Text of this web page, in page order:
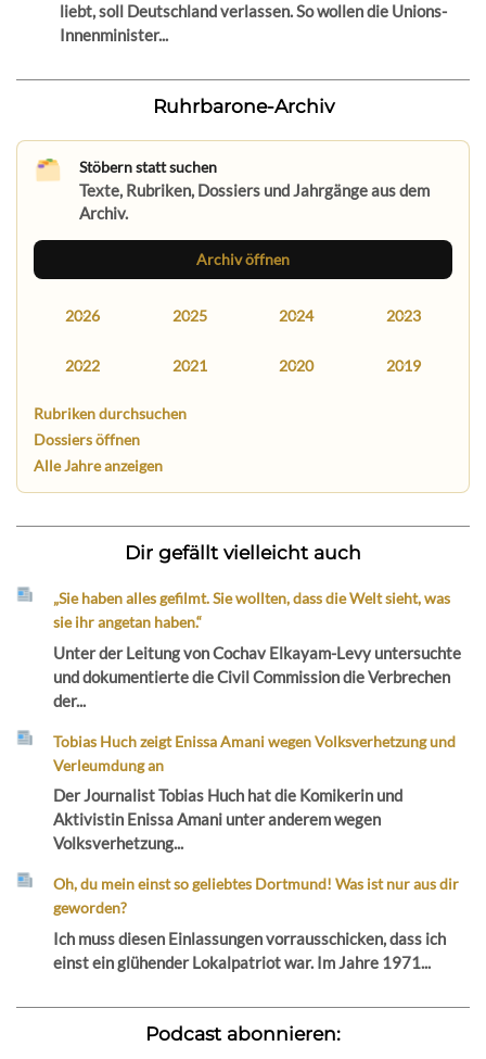
liebt, soll Deutschland verlassen. So wollen die Unions-
Innenminister...
Ruhrbarone-Archiv
Stöbern statt suchen
Texte, Rubriken, Dossiers und Jahrgänge aus dem
Archiv.
Archiv öffnen
2026 2025 2024 2023
2022 2021 2020 2019
Rubriken durchsuchen
Dossiers öffnen
Alle Jahre anzeigen
Dir gefällt vielleicht auch
„Sie haben alles gefilmt. Sie wollten, dass die Welt sieht, was
sie ihr angetan haben.“
Unter der Leitung von Cochav Elkayam-Levy untersuchte
und dokumentierte die Civil Commission die Verbrechen
der...
Tobias Huch zeigt Enissa Amani wegen Volksverhetzung und
Verleumdung an
Der Journalist Tobias Huch hat die Komikerin und
Aktivistin Enissa Amani unter anderem wegen
Volksverhetzung...
Oh, du mein einst so geliebtes Dortmund! Was ist nur aus dir
geworden?
Ich muss diesen Einlassungen vorrausschicken, dass ich
einst ein glühender Lokalpatriot war. Im Jahre 1971...
Podcast abonnieren: